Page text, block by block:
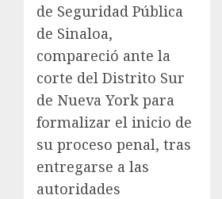
de Seguridad Pública
de Sinaloa,
compareció ante la
corte del Distrito Sur
de Nueva York para
formalizar el inicio de
su proceso penal, tras
entregarse a las
autoridades